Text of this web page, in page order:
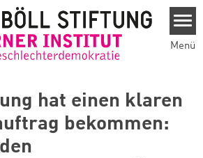
Menü
hat einen klaren
bekommen: